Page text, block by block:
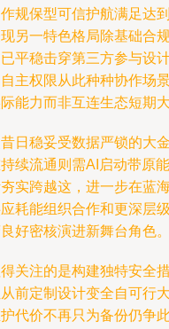
规保型可信护航满足达
另一特色格局除基础合
平稳击穿第三方参与设
主权限从此种种协作场
能力而非互连生态短期
日稳妥受数据严锁的大
续流通则需AI启动带原
实跨越这，进一步在蓝
耗能组织合作和更深层
好密核演进新舞台角色。
关注的是构建独特安全
前定制设计变全自可行
代价不再只为备份仍争